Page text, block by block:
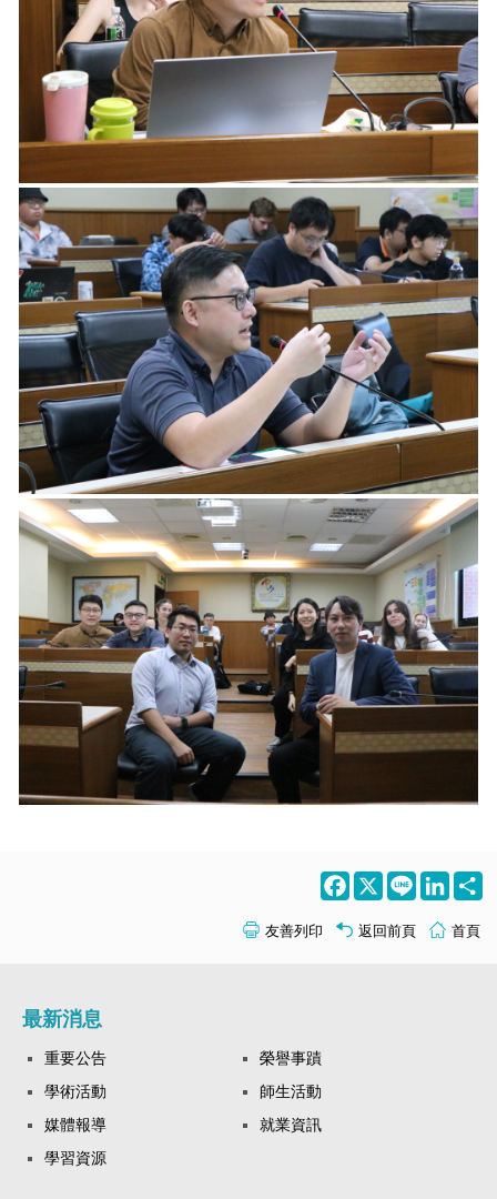
Facebook
X Line
友善列印 返回前頁 首頁
最新消息
重要公告
榮譽事蹟
學術活動
師生活動
媒體報導
就業資訊
學習資源